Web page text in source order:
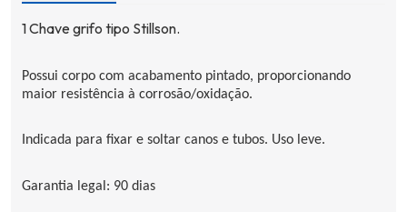
1 Chave grifo tipo Stillson.
Possui corpo com acabamento pintado, proporcionando
maior resistência à corrosão/oxidação.
Indicada para fixar e soltar canos e tubos. Uso leve.
Garantia legal: 90 dias